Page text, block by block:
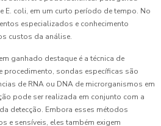
E. coli, em um curto período de tempo. No
especializados e conhecimento
custos da análise.
ganhado destaque é a técnica de
procedimento, sondas específicas são
de RNA ou DNA de microrganismos em
pode ser realizada em conjunto com a
detecção. Embora esses métodos
e sensíveis, eles também exigem